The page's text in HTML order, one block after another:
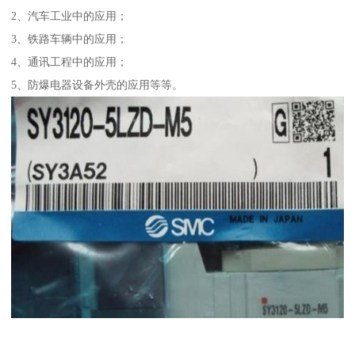
2、汽车工业中的应用；
3、铁路车辆中的应用；
4、通讯工程中的应用；
5、防爆电器设备外壳的应用等等。